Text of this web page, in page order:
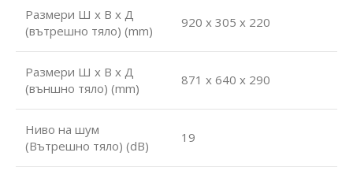
Размери Ш х В х Д
(вътрешно тяло) (mm)
920 x 305 x 220
Размери Ш х В х Д
(външно тяло) (mm)
871 x 640 x 290
Ниво на шум
(Вътрешно тяло) (dB)
19